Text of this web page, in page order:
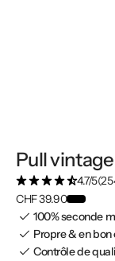
Pull
4.7/5
CHF 39.90
100% seconde
Propre & en bon
Contrôle de